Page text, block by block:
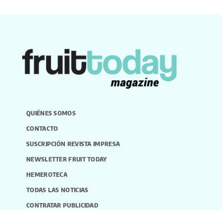
QUIÉNES SOMOS
CONTACTO
SUSCRIPCIÓN REVISTA IMPRESA
NEWSLETTER FRUIT TODAY
HEMEROTECA
TODAS LAS NOTICIAS
CONTRATAR PUBLICIDAD